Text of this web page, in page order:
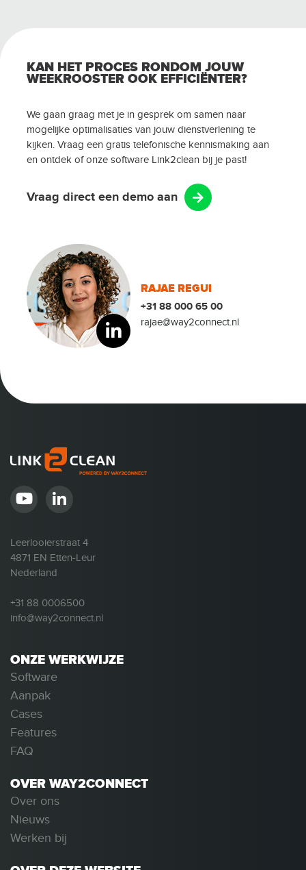
KAN HET PROCES RONDOM JOUW
WEEKROOSTER OOK EFFICIËNTER?
We gaan graag met je in gesprek om samen naar
mogelijke optimalisaties van jouw dienstverlening te
kijken. Vraag een gratis telefonische kennismaking aan
en ontdek of onze software Link2clean bij je past!
Vraag direct een demo aan
RAJAE REGUI
+31 88 000 65 00
rajae@way2connect.nl
Leerlooierstraat 4
4871 EN Etten-Leur
Nederland
+31 88 0006500
info@way2connect.nl
ONZE WERKWIJZE
Software
Aanpak
Cases
Features
FAQ
OVER WAY2CONNECT
Over ons
Nieuws
Werken bij